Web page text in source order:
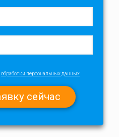
обработки персональных данных